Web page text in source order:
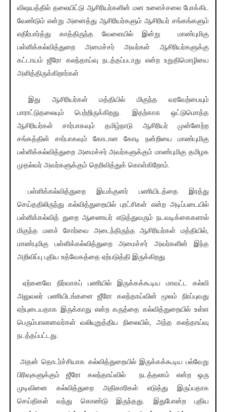
விஷயத்தில் தலையிட்டு ஆசிரியர்களின் மன உளைச்சலை போக்கிட
வேண்டும் என்று அனைத்து ஆசிரியர்களும் ஆசிரியர் சங்கங்களும்
எதிர்பார்த்து காத்திருந்த வேளையில் இன்று மாண்புமிகு
பள்ளிக்கல்வித்துறை அமைச்சர் அவர்கள் ஆசிரியர்களுக்கு
கட்டாயம் ஜீரோ கலந்தாய்வு நடத்தப்படாது என்ற உறுதிமொழியை
அளித்திருக்கிறார்கள்
இது ஆசிரியர்கள் மத்தியில் மிகுந்த வரவேற்பையும்
பாராட்டுதலையும் பெற்றிருக்கிறது. இதற்காக ஒட்டுமொத்த
ஆசிரியர்கள் சார்பாகவும் தமிழ்நாடு ஆசிரியர் முன்னேற்ற
சங்கத்தின் சார்பாகவும் கோடான கோடி நன்றியை மாண்புமிகு
பள்ளிக்கல்வித்துறை அமைச்சர் அவர்களுக்கும் மாண்புமிகு தமிழக
முதல்வர் அவர்களுக்கும் தெரிவித்துக் கொள்கிறோம்.
பள்ளிக்கல்வித்துறை இயக்குனர் பணியிடத்தை இரத்து
செய்ததிலிருந்து கல்வித்துறையில் புரட்சிகள் என்ற அடிப்படையில்
பள்ளிக்கல்வித் துறை ஆணையர் எடுத்துவரும் நடவடிக்கைகளால்
மிகுந்த மனச் சோர்வை அடைந்திருந்த ஆசிரியர்கள் மத்தியில்,
மாண்புமிகு பள்ளிக்கல்வித்துறை அமைச்சர் அவர்களின் இந்த
அறிவிப்பு புதிய உத்வேகத்தை ஏற்படுத்தி இருக்கிறது.
ஏற்கனவே நிர்வாகப் பணியில் இருக்கக்கூடிய மாவட்ட கல்வி
அலுவலர் பணியிடங்களை ஜீரோ கலந்தாய்வின் மூலம் நிரப்புவது
ஏற்புடையதாக இருக்காது என்ற கருத்தை கல்வித்துறையில் உள்ள
பெரும்பாலானவர்கள் வலியுறுத்திய நிலையில், அந்த கலந்தாய்வு
நடத்தப்பட்டது.
அதன் தொடர்ச்சியாக கல்வித்துறையில் இருக்கக்கூடிய பல்வேறு
பிரிவுகளுக்கும் ஜீரோ கலந்தாய்வில் நடத்தலாம் என்ற ஒரு
முடிவினை கல்வித்துறை அதிகாரிகள் எடுத்து இருப்பதாக
செய்திகள் வந்து கொண்டு இருந்தது. இதுபோன்ற புதிய